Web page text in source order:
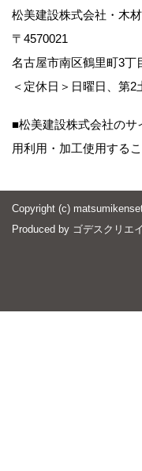
松美建設株式会社・木
〒4570021
名古屋市南区鶴里町3
＜定休日＞日曜日、第2
■松美建設株式会社のサ
用利用・加工使用する
Copyright (c)
Produced by ゴデスクリエ